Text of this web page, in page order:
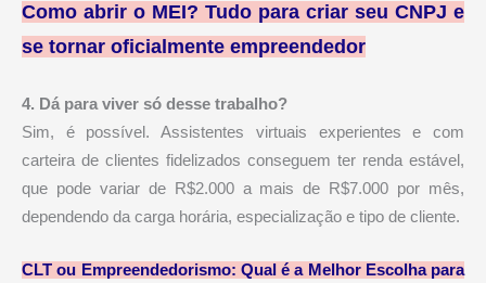
Como abrir o MEI? Tudo para criar seu CNPJ e
se tornar oficialmente empreendedor
4. Dá para viver só desse trabalho?
Sim, é possível. Assistentes virtuais experientes e com
carteira de clientes fidelizados conseguem ter renda estável,
que pode variar de R$2.000 a mais de R$7.000 por mês,
dependendo da carga horária, especialização e tipo de cliente.
CLT ou Empreendedorismo: Qual é a Melhor Escolha para